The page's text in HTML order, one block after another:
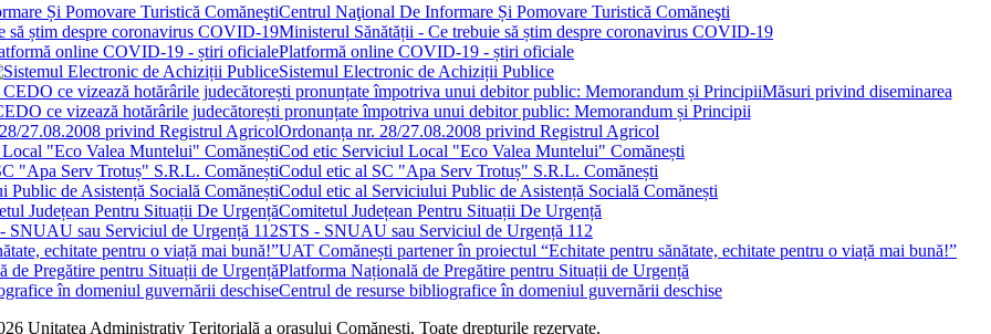
Centrul Naţional De Informare Și Pomovare Turistică Comăneşti
Ministerul Sănătății - Ce trebuie să știm despre coronavirus COVID-19
Platformă online COVID-19 - știri oficiale
Sistemul Electronic de Achiziții Publice
Măsuri privind diseminarea
ce vizează hotărârile judecătorești pronunțate împotriva unui debitor public: Memorandum și Principii
Ordonanța nr. 28/27.08.2008 privind Registrul Agricol
Cod etic Serviciul Local "Eco Valea Muntelui" Comănești
Codul etic al SC "Apa Serv Trotuș" S.R.L. Comănești
Codul etic al Serviciului Public de Asistență Socială Comănești
Comitetul Județean Pentru Situații De Urgență
STS - SNUAU sau Serviciul de Urgență 112
UAT Comănești partener în proiectul “Echitate pentru sănătate, echitate pentru o viață mai bună!”
Platforma Națională de Pregătire pentru Situații de Urgență
Centrul de resurse bibliografice în domeniul guvernării deschise
Unitatea Administrativ Teritorială a oraşului Comăneşti. Toate drepturile rezervate.